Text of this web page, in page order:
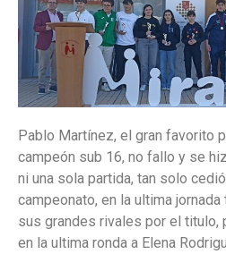
Pablo Martínez, el gran favorito
campeón sub 16, no fallo y se
ni una sola partida, tan solo
campeonato, en la ultima
sus grandes rivales por el titulo,
en la ultima ronda a Elena